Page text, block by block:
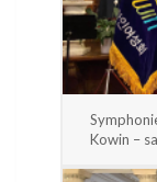
Kowin –